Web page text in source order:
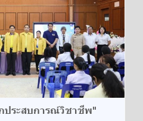
ประสบการณ์วิชาชีพ"